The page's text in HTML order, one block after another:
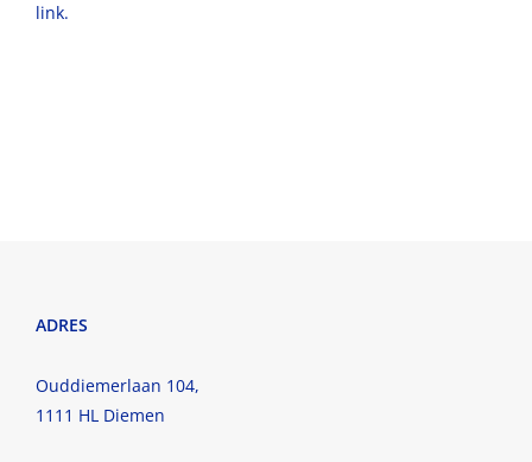
link.
ADRES
Ouddiemerlaan 104,
1111 HL Diemen